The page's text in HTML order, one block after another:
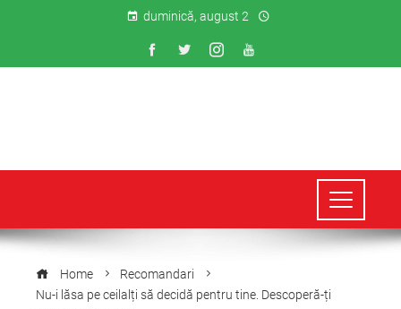
duminică, august 2
Home
Recomandari
Nu-i lăsa pe ceilalți să decidă pentru tine. Descoperă-ți